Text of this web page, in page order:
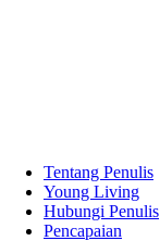
Tentang Penulis
Young Living
Hubungi Penulis
Pencapaian